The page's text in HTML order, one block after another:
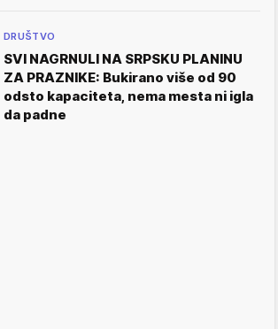
DRUŠTVO
SVI NAGRNULI NA SRPSKU PLANINU
ZA PRAZNIKE: Bukirano više od 90
odsto kapaciteta, nema mesta ni igla
da padne